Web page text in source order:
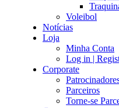
Voleibol
Notícias
Loja
Minha Conta
Log in |
Corporate
Parceiros
Torne-se